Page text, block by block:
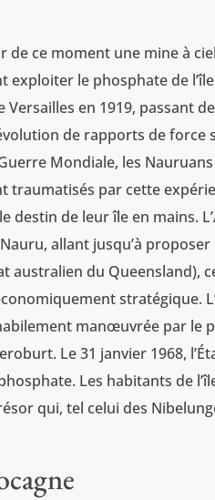
ce moment une mine à
exploiter le phosphate de
en 1919, passant
de rapports de force
Mondiale, les
traumatisés par cette
destin de leur île en mains.
allant jusqu’à
australien du Queensland),
stratégique.
manœuvrée par le
Le 31 janvier 1968,
Les habitants de
qui, tel celui des